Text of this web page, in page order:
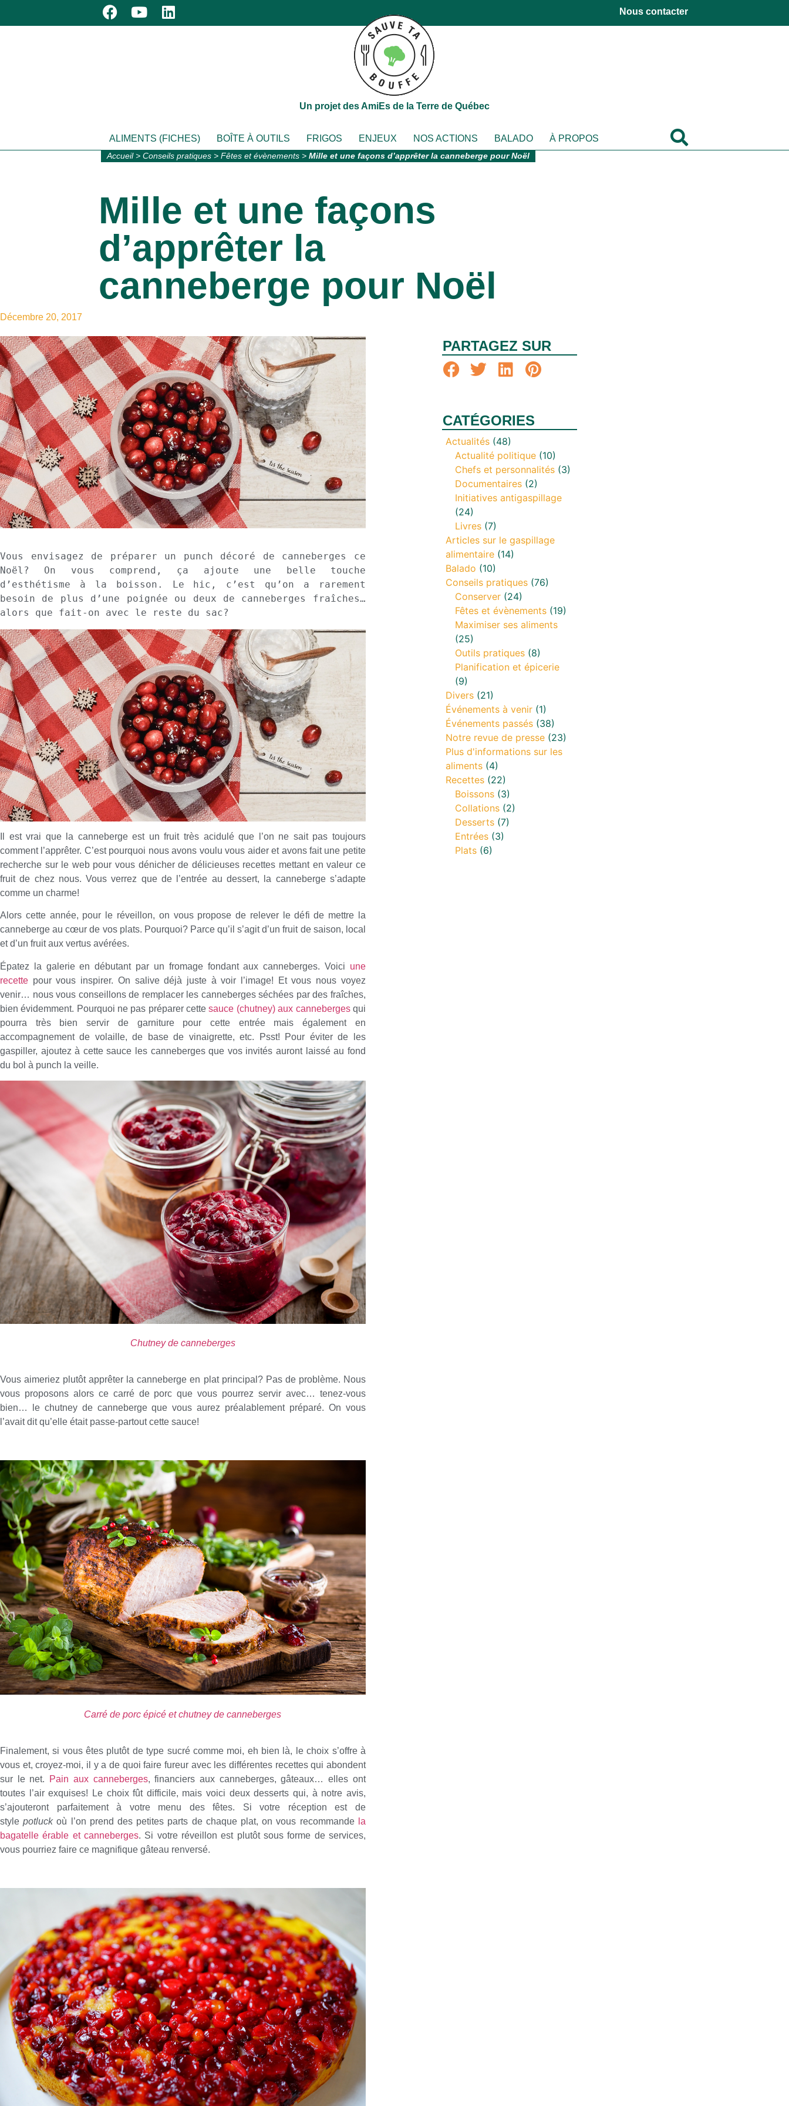
Nous contacter
Un projet des AmiEs de la Terre de Québec
ALIMENTS (FICHES) BOÎTE À OUTILS FRIGOS ENJEUX NOS ACTIONS BALADO À PROPOS
Accueil> Conseils pratiques > Fêtes et évènements > Mille et une façons d’apprêter la canneberge pour Noël
Mille et une façons
d’apprêter la
canneberge pour Noël
Décembre 20, 2017
Vous envisagez de préparer un punch décoré de canneberges ce
Noël? On vous comprend, ça ajoute une belle touche
d’esthétisme à la boisson. Le hic, c’est qu’on a rarement
besoin de plus d’une poignée ou deux de canneberges fraîches…
alors que fait-on avec le reste du sac?
Il est vrai que la canneberge est un fruit très acidulé que l’on ne sait pas toujours
comment l’apprêter. C’est pourquoi nous avons voulu vous aider et avons fait une petite
recherche sur le web pour vous dénicher de délicieuses recettes mettant en valeur ce
fruit de chez nous. Vous verrez que de l’entrée au dessert, la canneberge s’adapte
comme un charme!
Alors cette année, pour le réveillon, on vous propose de relever le défi de mettre la
canneberge au cœur de vos plats. Pourquoi? Parce qu’il s’agit d’un fruit de saison, local
et d’un fruit aux vertus avérées.
Épatez la galerie en débutant par un fromage fondant aux canneberges. Voici une
recette pour vous inspirer. On salive déjà juste à voir l’image! Et vous nous voyez
venir… nous vous conseillons de remplacer les canneberges séchées par des fraîches,
bien évidemment. Pourquoi ne pas préparer cettesauce (chutney) aux cannebergesqui
pourra très bien servir de garniture pour cette entrée mais également en
accompagnement de volaille, de base de vinaigrette, etc. Psst! Pour éviter de les
gaspiller, ajoutez à cette sauce les canneberges que vos invités auront laissé au fond
du bol à punch la veille.
Chutney de canneberges
Vous aimeriez plutôt apprêter la canneberge en plat principal? Pas de problème. Nous
vous proposons alors ce carré de porc que vous pourrez servir avec… tenez-vous
bien… le chutney de canneberge que vous aurez préalablement préparé. On vous
l’avait dit qu’elle était passe-partout cette sauce!
Carré de porc épicé et chutney de canneberges
Finalement, si vous êtes plutôt de type sucré comme moi, eh bien là, le choix s’offre à
vous et, croyez-moi, il y a de quoi faire fureur avec les différentes recettes qui abondent
sur le net.
Pain aux canneberges, financiers aux canneberges, gâteaux… elles ont
toutes l’air exquises! Le choix fût difficile, mais voici deux desserts qui, à notre avis,
s’ajouteront parfaitement à votre menu des fêtes. Si votre réception est de
stylepotluckoù l’on prend des petites parts de chaque plat, on vous recommande la
bagatelle érable et canneberges. Si votre réveillon est plutôt sous forme de services,
vous pourriez faire ce magnifique gâteau renversé.
PARTAGEZ SUR
CATÉGORIES
Actualités(48)
Actualité politique(10)
Chefs et personnalités(3)
Documentaires(2)
Initiatives antigaspillage
(24)
Livres(7)
Articles sur le gaspillage
alimentaire(14)
Balado (10)
Conseils pratiques(76)
Conserver(24)
Fêtes et évènements(19)
Maximiser ses aliments
(25)
Outils pratiques(8)
Planification et épicerie
(9)
Divers(21)
Événements à venir(1)
Événements passés(38)
Notre revue de presse(23)
Plus d'informations sur les
aliments(4)
Recettes(22)
Boissons(3)
Collations(2)
Desserts(7)
Entrées(3)
Plats(6)